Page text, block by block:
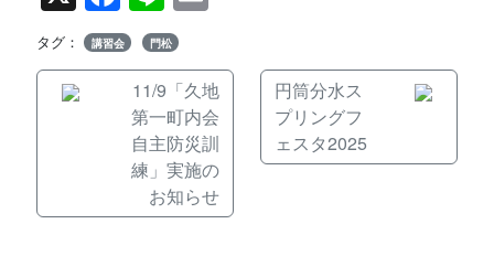
タグ： 講習会 門松
11/9「久地
第一町内会
自主防災訓
練」実施の
お知らせ
円筒分水ス
プリングフ
ェスタ2025